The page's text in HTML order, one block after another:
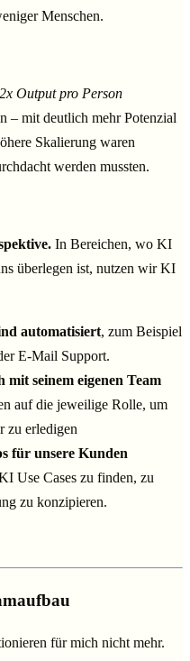
Menschen.
2x Output pro Person
– mit deutlich mehr Potenzial
Skalierung waren
werden mussten.
In Bereichen, wo KI
überlegen ist, nutzen wir KI
automatisiert, zum Beispiel
E-Mail Support.
seinem eigenen Team
auf die jeweilige Rolle, um
zu erledigen
für unsere Kunden
Use Cases zu finden, zu
zu konzipieren.
für mich nicht mehr.